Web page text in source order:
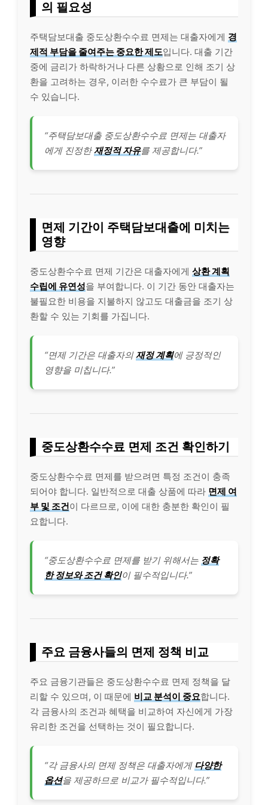
의 필요성
주택담보대출 중도상환수수료 면제는 대출자에게 경
제적 부담을 줄여주는 중요한 제도입니다. 대출 기간
중에 금리가 하락하거나 다른 상황으로 인해 조기 상
환을 고려하는 경우, 이러한 수수료가 큰 부담이 될
수 있습니다.
“주택담보대출 중도상환수수료 면제는 대출자
에게 진정한재정적 자유를 제공합니다.”
면제 기간이 주택담보대출에 미치는
영향
중도상환수수료 면제 기간은 대출자에게 상환 계획
수립에 유연성을 부여합니다. 이 기간 동안 대출자는
불필요한 비용을 지불하지 않고도 대출금을 조기 상
환할 수 있는 기회를 가집니다.
“면제 기간은 대출자의재정 계획에 긍정적인
영향을 미칩니다.”
중도상환수수료 면제 조건 확인하기
중도상환수수료 면제를 받으려면 특정 조건이 충족
되어야 합니다. 일반적으로 대출 상품에 따라 면제 여
부 및 조건이 다르므로, 이에 대한 충분한 확인이 필
요합니다.
“중도상환수수료 면제를 받기 위해서는 정확
한 정보와 조건 확인이 필수적입니다.”
주요 금융사들의 면제 정책 비교
주요 금융기관들은 중도상환수수료 면제 정책을 달
리할 수 있으며, 이 때문에 비교 분석이 중요합니다.
각 금융사의 조건과 혜택을 비교하여 자신에게 가장
유리한 조건을 선택하는 것이 필요합니다.
“각 금융사의 면제 정책은 대출자에게 다양한
옵션을 제공하므로 비교가 필수적입니다.”